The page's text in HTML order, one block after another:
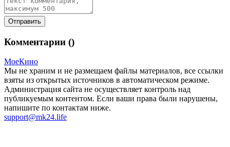
Комментарии ()
МоеКино
Мы не храним и не размещаем файлы материалов, все ссылки
взяты из открытых источников в автоматическом режиме.
Администрация сайта не осуществляет контроль над
публикуемым контентом. Если ваши права были нарушены,
напишите по контактам ниже.
support@mk24.life